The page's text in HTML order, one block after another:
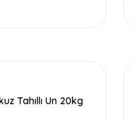
Tahıllı Un 20kg